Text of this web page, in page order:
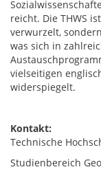
reicht. Die THWS
verwurzelt,
was sich in
vielseitigen
widerspiegelt.
Kontakt:
Technische
Studienbereich Geo